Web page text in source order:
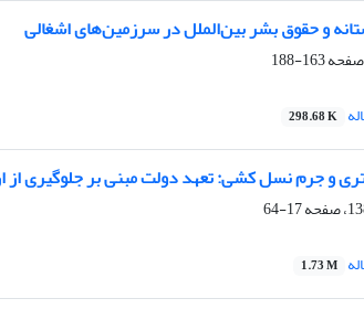
و حقوق بشر بین‌الملل در سرزمین‌های اشغالی
163-188
298.68 K
و جرم نسل کشی: تعهد دولت مبنی بر جلوگیری از
17-64
1.73 M